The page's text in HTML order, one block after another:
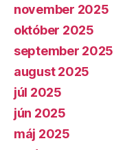
november 2025
október 2025
september 2025
august 2025
júl 2025
jún 2025
máj 2025